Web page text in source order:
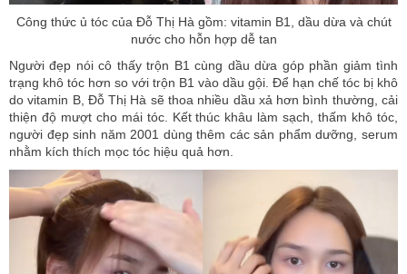
Công thức ủ tóc của Đỗ Thị Hà gồm: vitamin B1, dầu dừa và chút
nước cho hỗn hợp dễ tan
Người đẹp nói cô thấy trộn B1 cùng dầu dừa góp phần giảm tình
trạng khô tóc hơn so với trộn B1 vào dầu gội. Để hạn chế tóc bị khô
do vitamin B, Đỗ Thị Hà sẽ thoa nhiều dầu xả hơn bình thường, cải
thiện độ mượt cho mái tóc. Kết thúc khâu làm sạch, thấm khô tóc,
người đẹp sinh năm 2001 dùng thêm các sản phẩm dưỡng, serum
nhằm kích thích mọc tóc hiệu quả hơn.